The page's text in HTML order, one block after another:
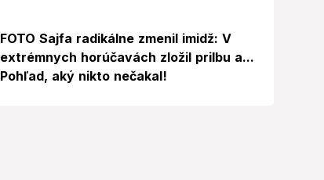
FOTO Sajfa radikálne zmenil imidž: V
extrémnych horúčavách zložil prilbu a...
Pohľad, aký nikto nečakal!